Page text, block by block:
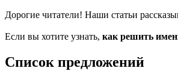
Дорогие читатели! Наши статьи
Если вы хотите узнать, как решить
Список предложений